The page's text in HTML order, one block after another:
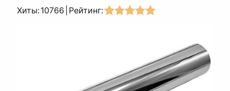
Хиты:10766 Рейтинг: